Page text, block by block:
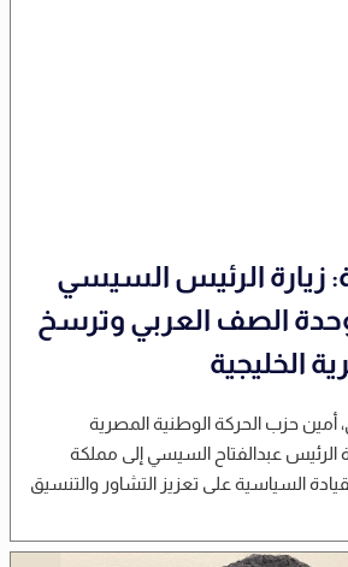
زيارة الرئيس السيسي
الصف العربي وترسخ
الخليجية
أمين حزب الحركة الوطنية المصرية
الرئيس عبدالفتاح السيسي إلى مملكة
السياسية على تعزيز التشاور والتنسيق